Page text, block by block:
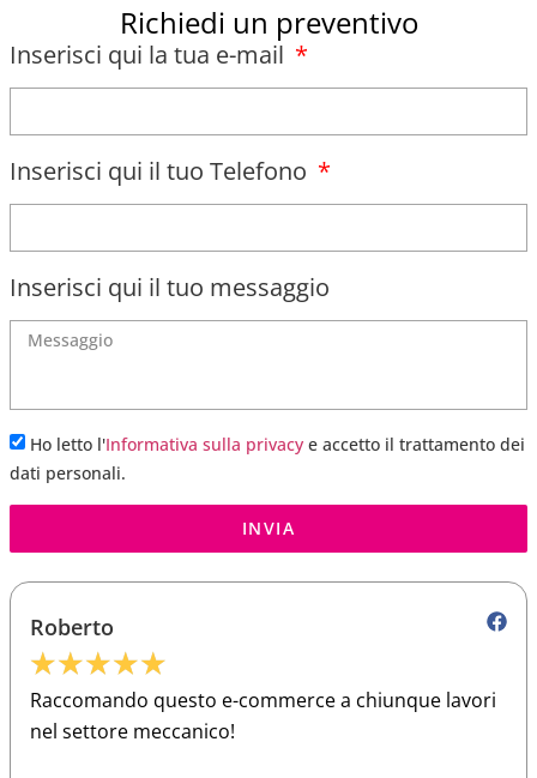
Richiedi un preventivo
Inserisci qui la tua e-mail
Inserisci qui il tuo Telefono
Inserisci qui il tuo messaggio
Ho letto l'Informativa sulla privacy e accetto il trattamento dei
dati personali.
INVIA
Roberto
★★★★★
Raccomando questo e-commerce a chiunque lavori
nel settore meccanico!